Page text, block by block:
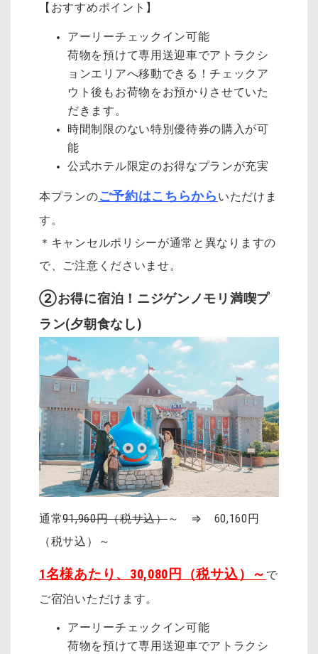
【おすすめポイント】
アーリーチェックイン可能
荷物を預けて専用送迎車でアトラクシ
ョンエリアへ移動できる！チェックア
ウト後もお荷物をお預かりさせていた
だきます。
時間制限のない特別優待券の購入が可
能
公式ホテル限定のお得なプランが充実
本プランのご予約はこちらから いただけま
す。
＊キャンセルポリシーが通常と異なりますの
で、ご注意くださいませ。
②お得に宿泊！ニジゲンノモリ満喫プ
ラン(夕朝食なし)
通常91,960円（税サ込）～ ⇒ 60,160円
（税サ込）～
1名様あたり、30,080円（税サ込）～ で
ご宿泊いただけます。
アーリーチェックイン可能
荷物を預けて専用送迎車でアトラクシ